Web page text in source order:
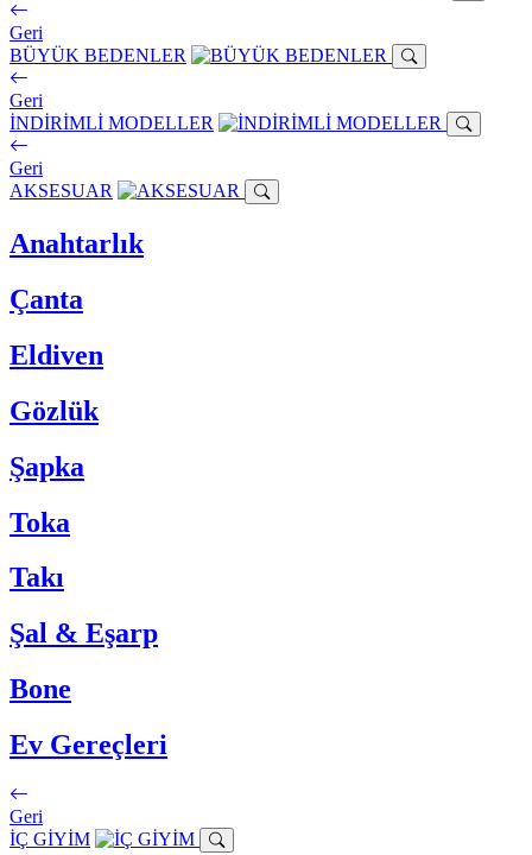
Geri
BÜYÜK BEDENLER
Geri
İNDİRİMLİ MODELLER
Geri
AKSESUAR
Anahtarlık
Çanta
Eldiven
Gözlük
Şapka
Toka
Takı
Şal & Eşarp
Bone
Ev Gereçleri
Geri
İÇ GİYİM